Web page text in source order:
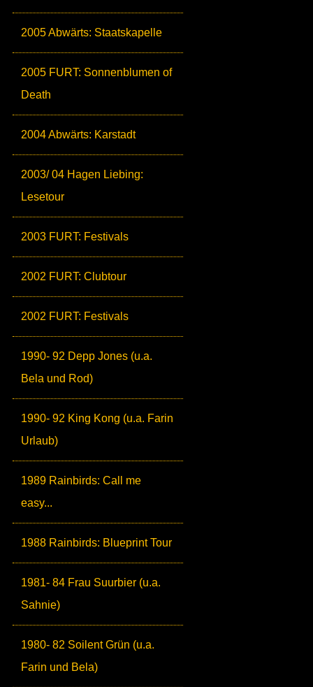
2005 Abwärts: Staatskapelle
2005 FURT: Sonnenblumen of
Death
2004 Abwärts: Karstadt
2003/ 04 Hagen Liebing:
Lesetour
2003 FURT: Festivals
2002 FURT: Clubtour
2002 FURT: Festivals
1990- 92 Depp Jones (u.a.
Bela und Rod)
1990- 92 King Kong (u.a. Farin
Urlaub)
1989 Rainbirds: Call me
easy...
1988 Rainbirds: Blueprint Tour
1981- 84 Frau Suurbier (u.a.
Sahnie)
1980- 82 Soilent Grün (u.a.
Farin und Bela)